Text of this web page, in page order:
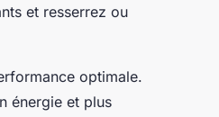
et resserrez ou
optimale.
énergie et plus